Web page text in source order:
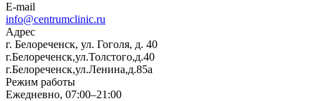
E-mail
info@centrumclinic.ru
Адрес
г. Белореченск, ул. Гоголя, д. 40
г.Белореченск,ул.Толстого,д.40
г.Белореченск,ул.Ленина,д.85а
Режим работы
Ежедневно, 07:00–21:00